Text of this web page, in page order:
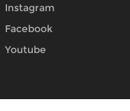
Instagram
Facebook
Youtube